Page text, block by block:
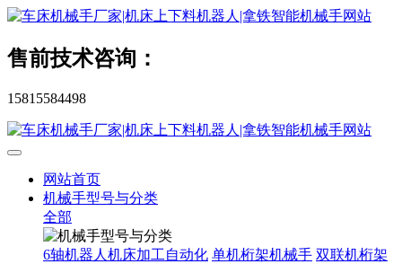
售前技术咨询：
15815584498
网站首页
机械手型号与分类
全部
6轴机器人机床加工自动化 单机桁架机械手 双联机桁架